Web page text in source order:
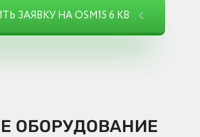
ЗАЯВКУ НА OSM15 6 КВ
ОБОРУДОВАНИЕ